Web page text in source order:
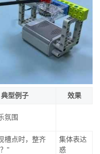
典型例子 效果
氛围
槽点时，整齐
"
集体表达
惑